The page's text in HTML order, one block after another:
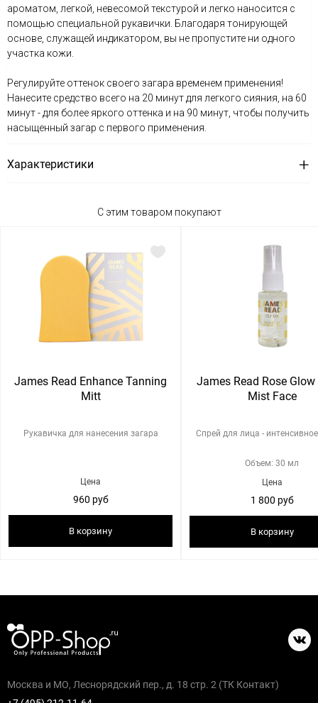
ароматом, легкой, невесомой текстурой и легко наносится с
помощью специальной рукавички. Благодаря тонирующей
основе, служащей индикатором, вы не пропустите ни одного
участка кожи.
Регулируйте оттенок своего загара временем применения!
Нанесите средство всего на 20 минут для легкого сияния, на 60
минут - для более яркого оттенка и на 90 минут, чтобы получить
насыщенный загар с первого применения.
Характеристики
С этим товаром покупают
James Read Enhance Tanning
Mitt
Рукавичка для нанесения загара
Цена
960 руб
В корзину
James Read Rose Glow
Mist Face
Спрей для лица -
Объем: 30 мл
Цена
1 800 руб
В корзину
Москва и МО, Леснорядский пер., д. 18 стр. 2 (ТК Контакт)